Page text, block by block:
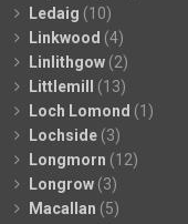
Ledaig (10)
Linkwood (4)
Linlithgow (2)
Littlemill
(13)
Loch Lomond (1)
Lochside (3)
Longmorn (12)
Longrow (3)
Macallan (5)